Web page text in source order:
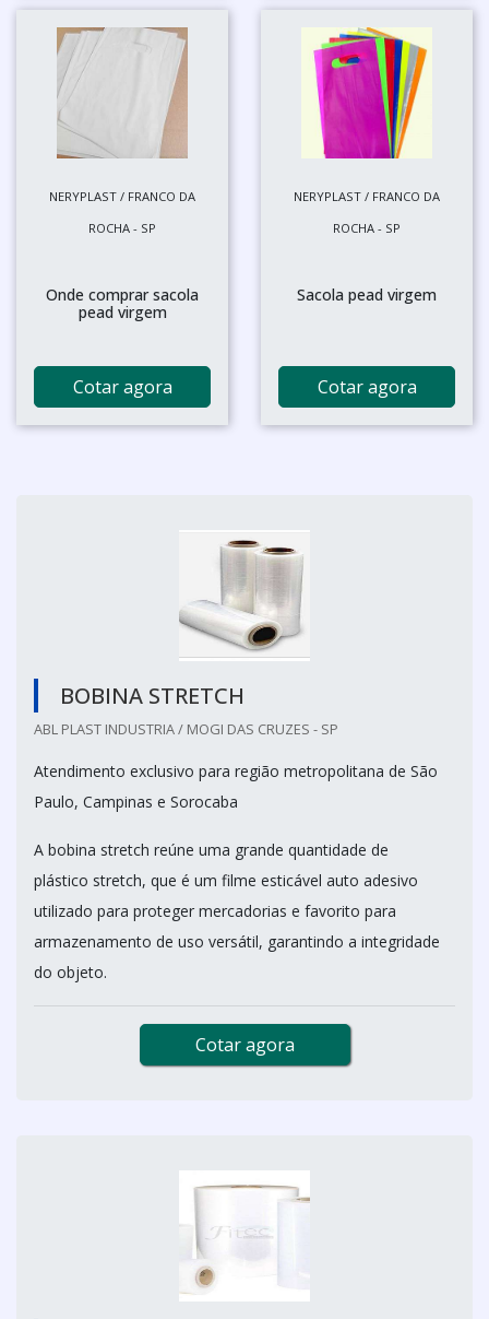
NERYPLAST / FRANCO DA
ROCHA - SP
Onde comprar sacola
pead virgem
Cotar agora
NERYPLAST / FRANCO DA
ROCHA - SP
Sacola pead virgem
Cotar agora
BOBINA STRETCH
ABL PLAST INDUSTRIA / MOGI DAS CRUZES - SP
Atendimento exclusivo para região metropolitana de São
Paulo, Campinas e Sorocaba
A bobina stretch reúne uma grande quantidade de
plástico stretch, que é um filme esticável auto adesivo
utilizado para proteger mercadorias e favorito para
armazenamento de uso versátil, garantindo a integridade
do objeto.
Cotar agora